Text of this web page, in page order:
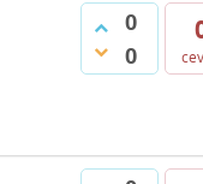
0
0